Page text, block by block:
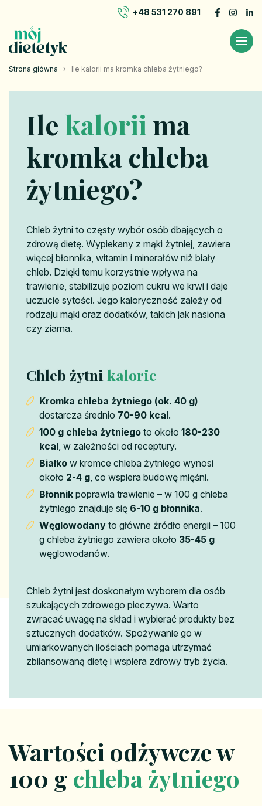
+48 531 270 891
Strona główna › Ile kalorii ma kromka chleba żytniego?
Ile kalorii ma
kromka chleba
żytniego?
Chleb żytni to częsty wybór osób dbających o
zdrową dietę. Wypiekany z mąki żytniej, zawiera
więcej błonnika, witamin i minerałów niż biały
chleb. Dzięki temu korzystnie wpływa na
trawienie, stabilizuje poziom cukru we krwi i daje
uczucie sytości. Jego kaloryczność zależy od
rodzaju mąki oraz dodatków, takich jak nasiona
czy ziarna.
Chleb żytni kalorie
Kromka chleba żytniego (ok. 40 g)
dostarcza średnio 70-90 kcal.
100 g chleba żytniego to około 180-230
kcal , w zależności od receptury.
Białko w kromce chleba żytniego wynosi
około 2-4 g , co wspiera budowę mięśni.
Błonnik poprawia trawienie – w 100 g chleba
żytniego znajduje się 6-10 g błonnika.
Węglowodany to główne źródło energii – 100
g chleba żytniego zawiera około 35-45 g
węglowodanów.
Chleb żytni jest doskonałym wyborem dla osób
szukających zdrowego pieczywa. Warto
zwracać uwagę na skład i wybierać produkty bez
sztucznych dodatków. Spożywanie go w
umiarkowanych ilościach pomaga utrzymać
zbilansowaną dietę i wspiera zdrowy tryb życia.
Wartości odżywcze w
100 g chleba żytniego